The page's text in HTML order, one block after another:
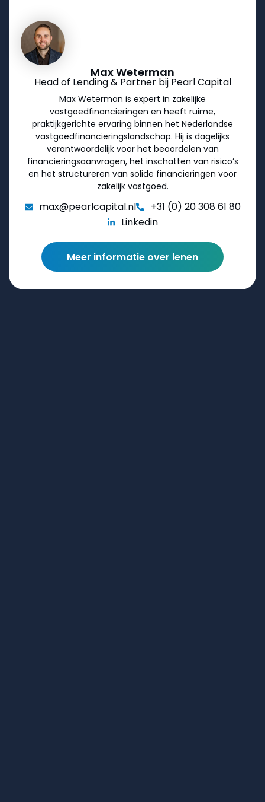
Max Weterman
Head of Lending & Partner bij Pearl Capital
Max Weterman is expert in zakelijke
vastgoedfinancieringen en heeft ruime,
praktijkgerichte ervaring binnen het Nederlandse
vastgoedfinancieringslandschap. Hij is dagelijks
verantwoordelijk voor het beoordelen van
financieringsaanvragen, het inschatten van risico’s
en het structureren van solide financieringen voor
zakelijk vastgoed.
max@pearlcapital.nl
+31 (0) 20 308 61 80
Linkedin
Meer informatie over lenen